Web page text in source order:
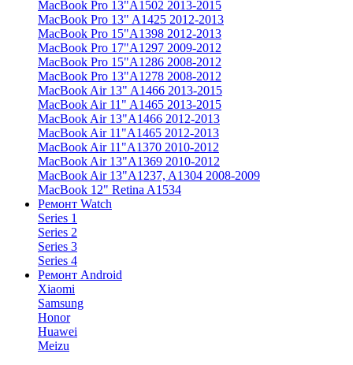
MacBook Pro 13"A1502 2013-2015
MacBook Pro 13" A1425 2012-2013
MacBook Pro 15"A1398 2012-2013
MacBook Pro 17"A1297 2009-2012
MacBook Pro 15"A1286 2008-2012
MacBook Pro 13"A1278 2008-2012
MacBook Air 13" A1466 2013-2015
MacBook Air 11" A1465 2013-2015
MacBook Air 13"A1466 2012-2013
MacBook Air 11"A1465 2012-2013
MacBook Air 11"A1370 2010-2012
MacBook Air 13"A1369 2010-2012
MacBook Air 13"A1237, A1304 2008-2009
MacBook 12" Retina A1534
Ремонт Watch
Series 1
Series 2
Series 3
Series 4
Ремонт Android
Xiaomi
Samsung
Honor
Huawei
Meizu